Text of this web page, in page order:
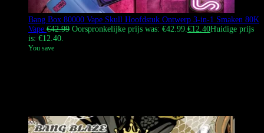
Bang Box 80000 Vape Skull Hoofdstuk Ontwerp 3-in-1 Smaken 80K
Vape €42.99 Oorspronkelijke prijs was: €42.99.€12.40Huidige prijs
is: €12.40.
You save